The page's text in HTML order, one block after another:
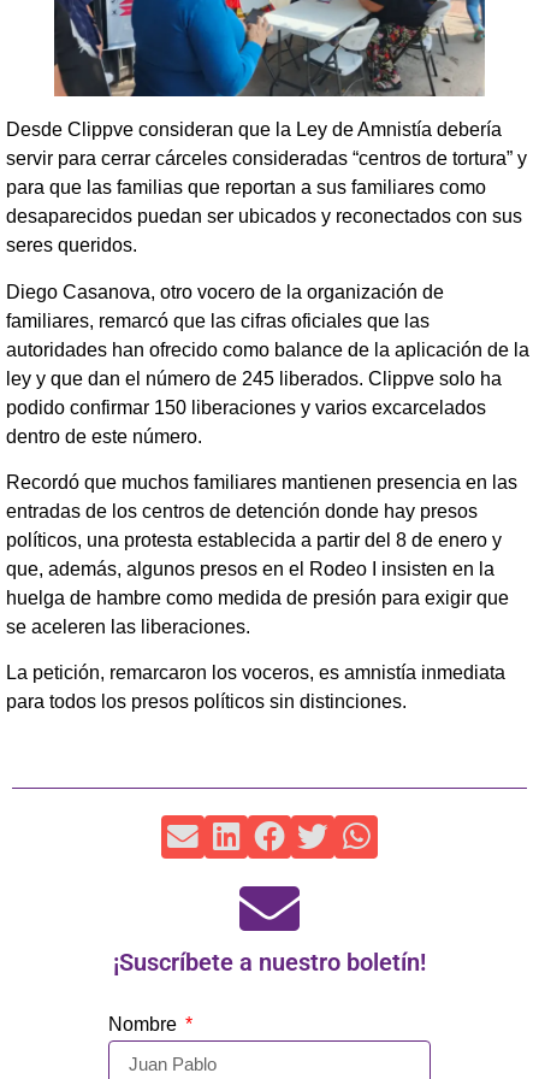
Desde Clippve consideran que la Ley de Amnistía debería
servir para cerrar cárceles consideradas “centros de tortura” y
para que las familias que reportan a sus familiares como
desaparecidos puedan ser ubicados y reconectados con sus
seres queridos.
Diego Casanova, otro vocero de la organización de
familiares, remarcó que las cifras oficiales que las
autoridades han ofrecido como balance de la aplicación de la
ley y que dan el número de 245 liberados. Clippve solo ha
podido confirmar 150 liberaciones y varios excarcelados
dentro de este número.
Recordó que muchos familiares mantienen presencia en las
entradas de los centros de detención donde hay presos
políticos, una protesta establecida a partir del 8 de enero y
que, además, algunos presos en el Rodeo I insisten en la
huelga de hambre como medida de presión para exigir que
se aceleren las liberaciones.
La petición, remarcaron los voceros, es amnistía inmediata
para todos los presos políticos sin distinciones.
¡Suscríbete a nuestro boletín!
Nombre